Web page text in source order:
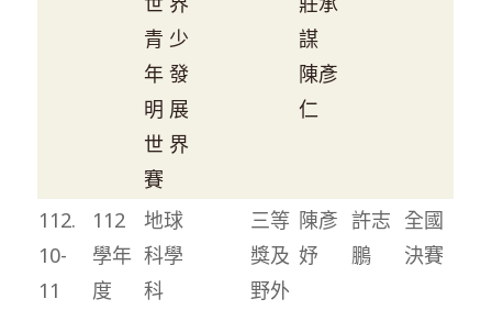
青 少
年 發
明 展
世 界
賽
謀
陳彥
仁
112.
10-
11
112
學年
度
地球
科學
科
三等
獎及
野外
陳彥
妤
許志
鵬
全國
決賽